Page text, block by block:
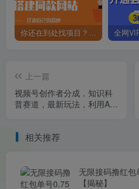
你还在到处找项目？还在当韭菜？我靠卖项目一个月收入5万+，曾经我也是个失败者。
上一篇
视频号创作者分成，知识科
普赛道，最新玩法，利用AI
相关推荐
无限接码撸红
【揭秘】